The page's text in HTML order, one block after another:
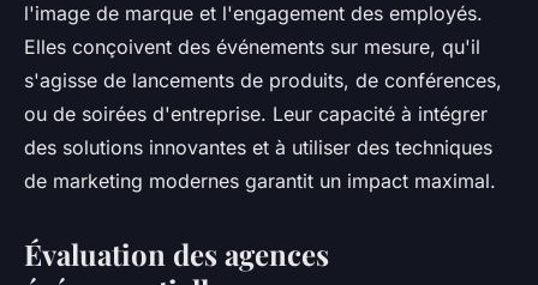
l'image de marque et l'engagement des employés.
Elles conçoivent des événements sur mesure, qu'il
s'agisse de lancements de produits, de conférences,
ou de soirées d'entreprise. Leur capacité à intégrer
des solutions innovantes et à utiliser des techniques
de marketing modernes garantit un impact maximal.
Évaluation des agences